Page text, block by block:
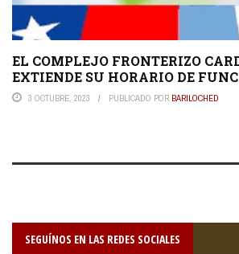
EL COMPLEJO FRONTERIZO
EXTIENDE SU HORARIO DE
3 OCTUBRE, 2023 PUBLICADO POR BARILOCHED
SEGUÍNOS EN LAS REDES SOCIALES